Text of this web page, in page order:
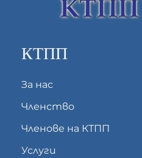
КТПП
За нас
Членство
Членове на КТПП
Услуги